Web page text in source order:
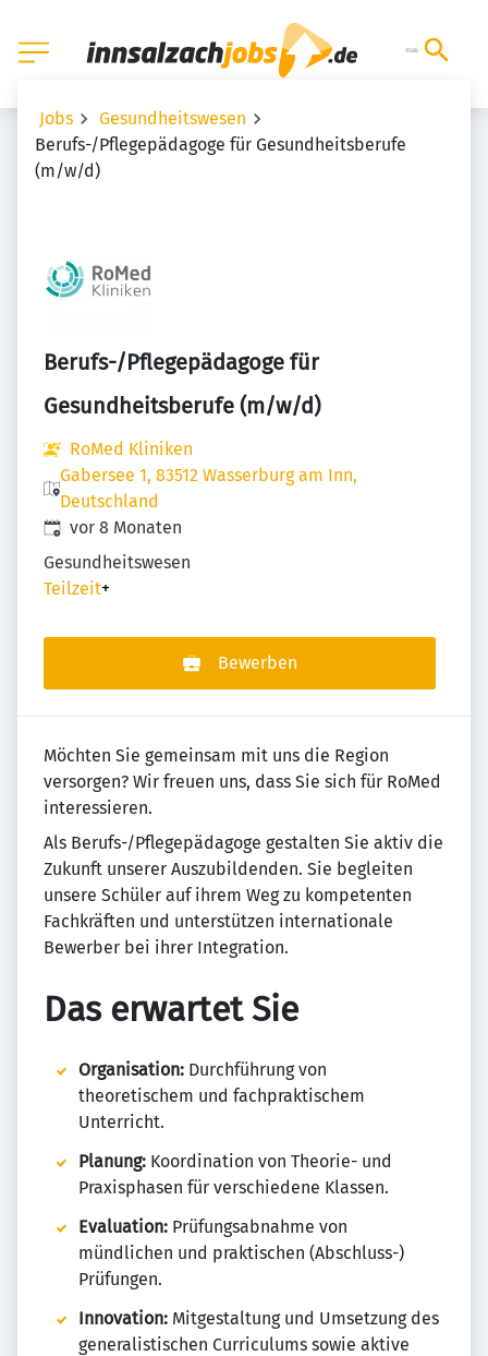
Jobs
Gesundheitswesen
Berufs-/Pflegepädagoge für Gesundheitsberufe
(m/w/d)
Berufs-/Pflegepädagoge für
Gesundheitsberufe (m/w/d)
RoMed Kliniken
Gabersee 1, 83512 Wasserburg am Inn,
Deutschland
Veröffentlicht:
vor 8 Monaten
Gesundheitswesen
Teilzeit+
Bewerben
Möchten Sie gemeinsam mit uns die Region
versorgen? Wir freuen uns, dass Sie sich für RoMed
interessieren.
Als Berufs-/Pflegepädagoge gestalten Sie aktiv die
Zukunft unserer Auszubildenden. Sie begleiten
unsere Schüler auf ihrem Weg zu kompetenten
Fachkräften und unterstützen internationale
Bewerber bei ihrer Integration.
Das erwartet Sie
Organisation: Durchführung von
theoretischem und fachpraktischem
Unterricht.
Planung: Koordination von Theorie- und
Praxisphasen für verschiedene Klassen.
Evaluation: Prüfungsabnahme von
mündlichen und praktischen (Abschluss-)
Prüfungen.
Innovation: Mitgestaltung und Umsetzung des
generalistischen Curriculums sowie aktive